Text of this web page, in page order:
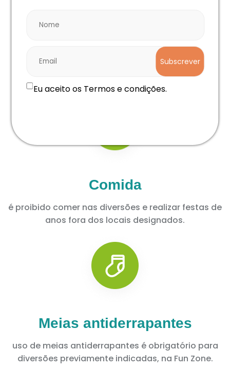
utilizar roupa e calçado confortável. É proibida a
utilização de relógios, pulseiras, fios ou brincos
Comida
é proibido comer nas diversões e realizar festas de
anos fora dos locais designados.
Meias antiderrapantes
uso de meias antiderrapantes é obrigatório para
diversões previamente indicadas, na Fun Zone.
Subscrever
Eu aceito os Termos e condições.